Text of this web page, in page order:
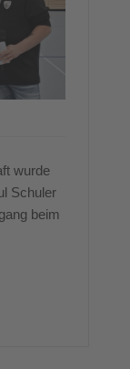
wurde
Schuler
beim